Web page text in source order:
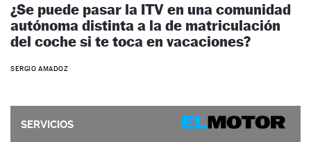
¿Se puede pasar la ITV en una comunidad
autónoma distinta a la de matriculación
del coche si te toca en vacaciones?
SERGIO AMADOZ